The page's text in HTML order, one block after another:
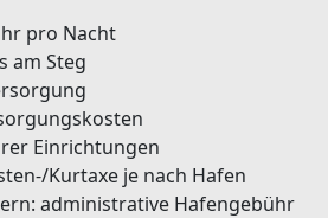
pro Nacht
am Steg
Einrichtungen
Kurtaxe je nach Hafen
administrative Hafengebühr